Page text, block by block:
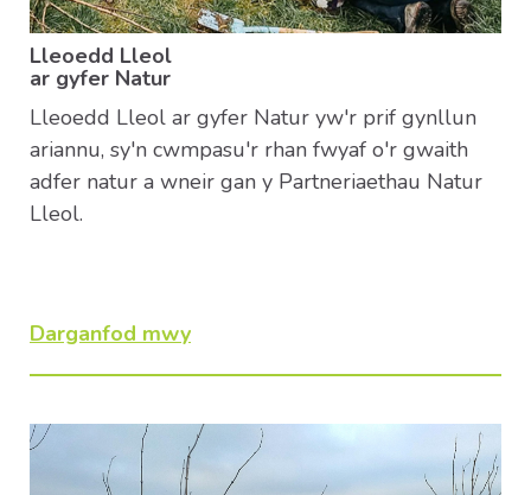
Lleoedd Lleol
ar gyfer Natur
Lleoedd Lleol ar gyfer Natur yw'r prif gynllun
ariannu, sy'n cwmpasu'r rhan fwyaf o'r gwaith
adfer natur a wneir gan y Partneriaethau Natur
Lleol.
Darganfod mwy